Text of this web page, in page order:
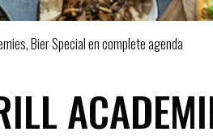
Bier Special en complete agenda